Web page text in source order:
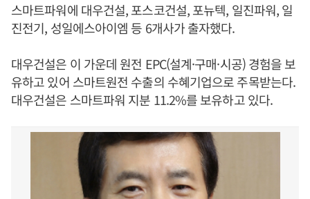
스마트파워에 대우건설, 포스코건설, 포뉴텍, 일진파워, 일
진전기, 성일에스아이엠 등 6개사가 출자했다.
대우건설은 이 가운데 원전 EPC(설계·구매·시공) 경험을 보
유하고 있어 스마트원전 수출의 수혜기업으로 주목받는다.
대우건설은 스마트파워 지분 11.2%를 보유하고 있다.